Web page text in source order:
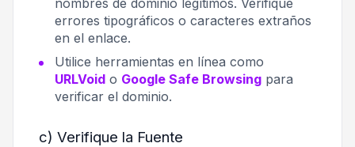
nombres de dominio legítimos. Verifique
errores tipográficos o caracteres extraños
en el enlace.
Utilice herramientas en línea como
URLVoid o Google Safe Browsing para
verificar el dominio.
c) Verifique la Fuente